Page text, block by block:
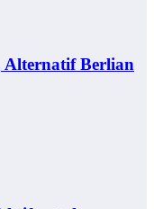
Alternatif Berlian